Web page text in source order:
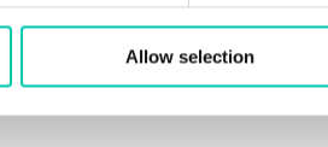
Allow selection